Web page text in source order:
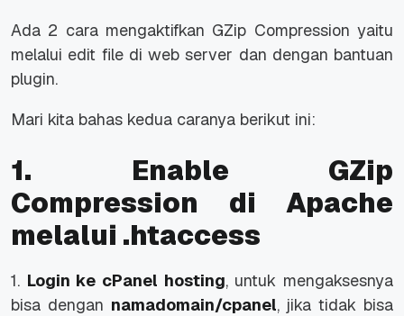
Ada 2 cara mengaktifkan GZip Compression yaitu
melalui edit file di web server dan dengan bantuan
plugin.
Mari kita bahas kedua caranya berikut ini:
1. Enable GZip
Compression di Apache
melalui .htaccess
1. Login ke cPanel hosting, untuk mengaksesnya
bisa dengan namadomain/cpanel, jika tidak bisa